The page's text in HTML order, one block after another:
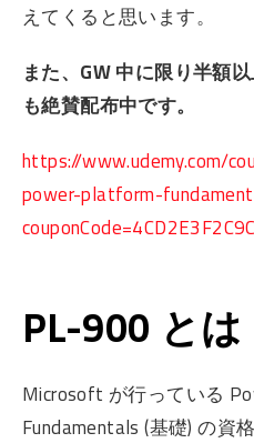
えてくると思います。
また、GW 中に限り半額
も絶賛配布中です。
https://www.udemy.com/
power-platform-
PL-900 とは
Microsoft が行っている
Fundamentals (基礎) の資